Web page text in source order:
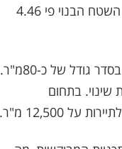
הנה החלוקה כפי שהוגשה לוועדה המחוזית בירושלים לשינוי . תוכנית זו מגדילה את השטח הבנוי פי 4.46
בתכנית החדשה המבוקשת מבקשים לבנות 300 יח"ד!! 25,000 מטר מרובע. דירות בסדר גודל של כ-80מ"ר.
בתחום